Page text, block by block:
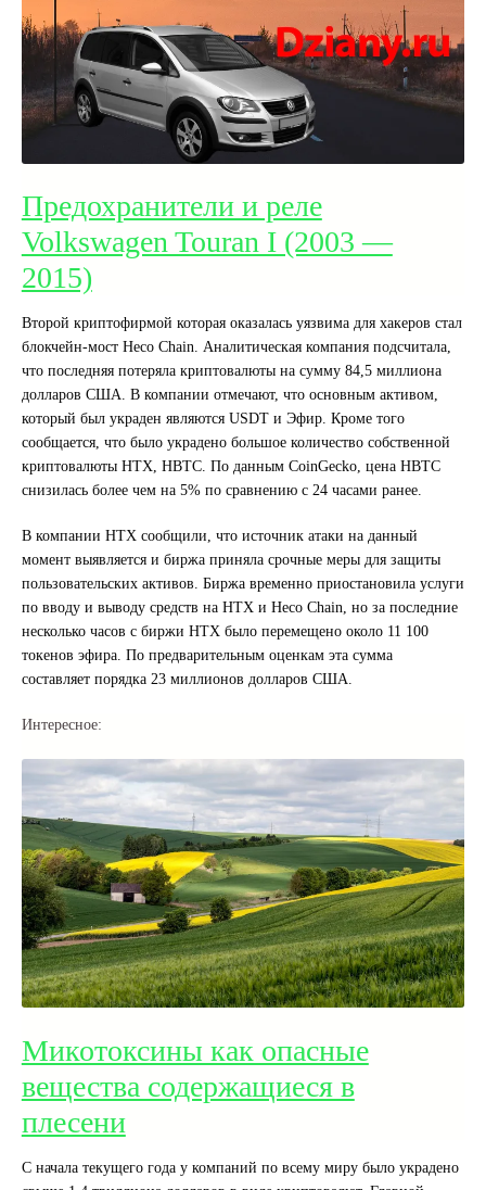
Предохранители и реле
Volkswagen Touran I (2003 —
2015)
Второй криптофирмой которая оказалась уязвима для хакеров стал
блокчейн-мост Heco Chain. Аналитическая компания подсчитала,
что последняя потеряла криптовалюты на сумму 84,5 миллиона
долларов США. В компании отмечают, что основным активом,
который был украден являются USDT и Эфир. Кроме того
сообщается, что было украдено большое количество собственной
криптовалюты HTX, HBTC. По данным CoinGecko, цена HBTC
снизилась более чем на 5% по сравнению с 24 часами ранее.
В компании HTX сообщили, что источник атаки на данный
момент выявляется и биржа приняла срочные меры для защиты
пользовательских активов. Биржа временно приостановила услуги
по вводу и выводу средств на HTX и Heco Chain, но за последние
несколько часов с биржи HTX было перемещено около 11 100
токенов эфира. По предварительным оценкам эта сумма
составляет порядка 23 миллионов долларов США.
Интересное:
Микотоксины как опасные
вещества содержащиеся в
плесени
С начала текущего года у компаний по всему миру было украдено